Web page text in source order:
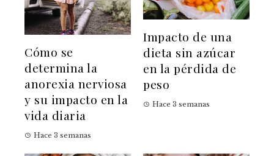
Cómo se
determina la
anorexia nerviosa
y su impacto en la
vida diaria
Hace 3 semanas
Impacto de una
dieta sin azúcar
en la pérdida de
peso
Hace 3 semanas